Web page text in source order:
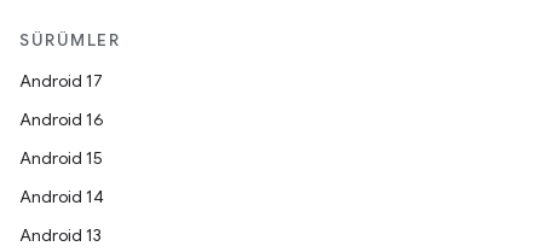
SÜRÜMLER
Android 17
Android 16
Android 15
Android 14
Android 13